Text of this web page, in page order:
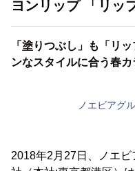
ヨンリップ 「リッ
「塗りつぶし」も「リ
ンなスタイルに合う春カ
ノエビアグ
2018年2月27日、ノエ